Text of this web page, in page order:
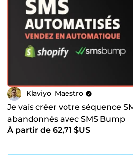
Klaviyo_Maestro
Je vais créer votre séquence
abandonnés avec SMS Bump
À partir de 62,71 $US